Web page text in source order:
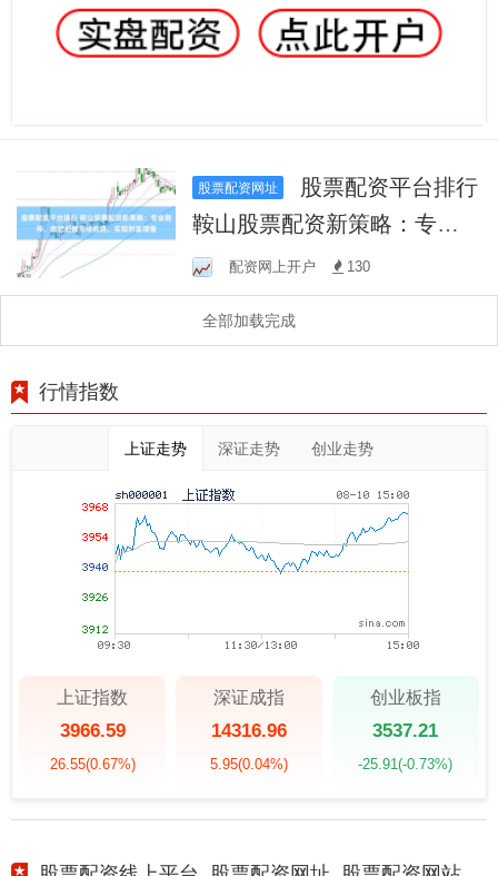
股票配资网址
鞍山股票配资新策略：专业
指导，助您把握市场机遇，
实现财富增值
配资网上开户 130
全部加载完成
行情指数
上证走势 深证走势 创业走势
上证指数
3966.59
26.55(0.67%)
深证成指
14316.96
5.95(0.04%)
创业板指
3537.21
-25.91(-0.73%)